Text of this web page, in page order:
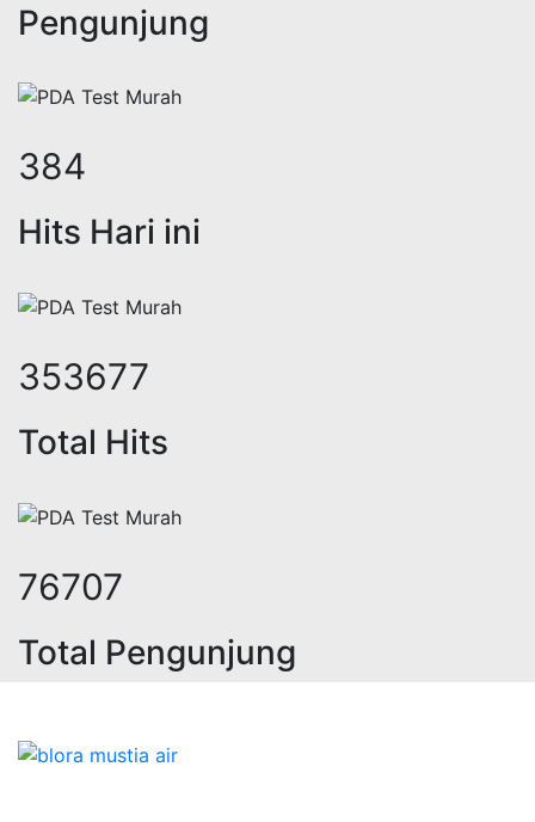
Pengunjung
471
Hits Hari ini
433219
Total Hits
94337
Total Pengunjung